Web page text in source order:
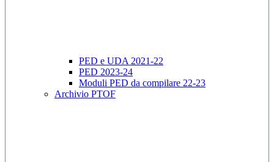
PED e UDA 2021-22
PED 2023-24
Moduli PED da compilare 22-23
Archivio PTOF